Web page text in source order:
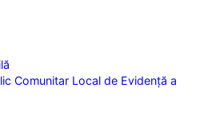
Comunitar Local de Evidență a